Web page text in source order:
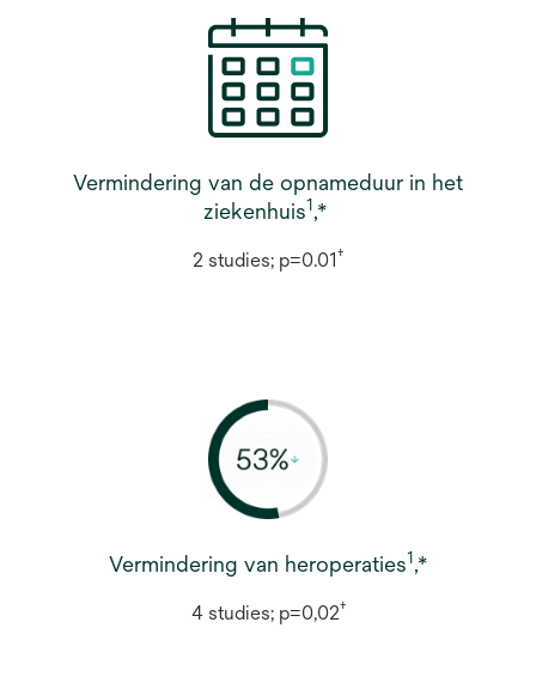
Vermindering van de opnameduur in het
ziekenhuis1,*
2 studies; p=0.01†
Vermindering van heroperaties1,*
4 studies; p=0,02†